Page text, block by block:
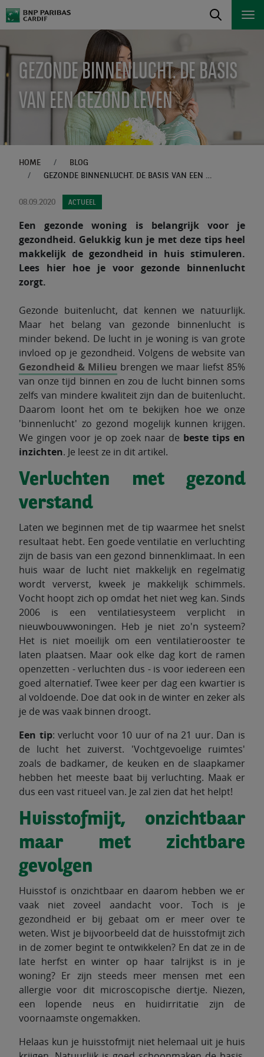
GEZONDE BINNENLUCHT. DE BASIS
VAN EEN GEZOND LEVEN
HOME
BLOG
GEZONDE BINNENLUCHT. DE BASIS VAN EEN GEZOND LEVEN
08.09.2020 ACTUEEL
Een gezonde woning is belangrijk voor je
gezondheid. Gelukkig kun je met deze tips heel
makkelijk de gezondheid in huis stimuleren.
Lees hier hoe je voor gezonde binnenlucht
zorgt.
Gezonde buitenlucht, dat kennen we natuurlijk.
Maar het belang van gezonde binnenlucht is
minder bekend. De lucht in je woning is van grote
invloed op je gezondheid. Volgens de website van
Gezondheid & Milieu brengen we maar liefst 85%
van onze tijd binnen en zou de lucht binnen soms
zelfs van mindere kwaliteit zijn dan de buitenlucht.
Daarom loont het om te bekijken hoe we onze
'binnenlucht' zo gezond mogelijk kunnen krijgen.
We gingen voor je op zoek naar de beste tips en
inzichten. Je leest ze in dit artikel.
Verluchten met gezond
verstand
Laten we beginnen met de tip waarmee het snelst
resultaat hebt. Een goede ventilatie en verluchting
zijn de basis van een gezond binnenklimaat. In een
huis waar de lucht niet makkelijk en regelmatig
wordt ververst, kweek je makkelijk schimmels.
Vocht hoopt zich op omdat het niet weg kan. Sinds
2006 is een ventilatiesysteem verplicht in
nieuwbouwwoningen. Heb je niet zo'n systeem?
Het is niet moeilijk om een ventilatierooster te
laten plaatsen. Maar ook elke dag kort de ramen
openzetten - verluchten dus - is voor iedereen een
goed alternatief. Twee keer per dag een kwartier is
al voldoende. Doe dat ook in de winter en zeker als
je de was vaak binnen droogt.
Een tip: verlucht voor 10 uur of na 21 uur. Dan is
de lucht het zuiverst. 'Vochtgevoelige ruimtes'
zoals de badkamer, de keuken en de slaapkamer
hebben het meeste baat bij verluchting. Maak er
dus een vast ritueel van. Je zal zien dat het helpt!
Huisstofmijt, onzichtbaar
maar met zichtbare
gevolgen
Huisstof is onzichtbaar en daarom hebben we er
vaak niet zoveel aandacht voor. Toch is je
gezondheid er bij gebaat om er meer over te
weten. Wist je bijvoorbeeld dat de huisstofmijt zich
in de zomer begint te ontwikkelen? En dat ze in de
late herfst en winter op haar talrijkst is in je
woning? Er zijn steeds meer mensen met een
allergie voor dit microscopische diertje. Niezen,
een lopende neus en huidirritatie zijn de
voornaamste ongemakken.
Helaas kun je huisstofmijt niet helemaal uit je huis